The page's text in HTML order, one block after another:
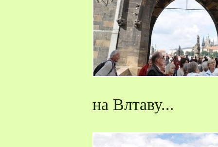
на Влтаву...